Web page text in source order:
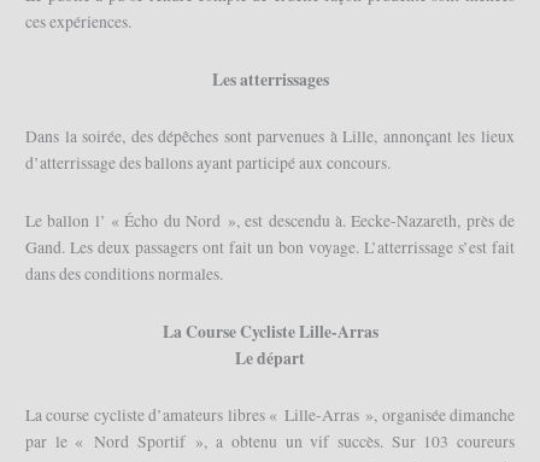
ces expériences.
Les atterrissages
Dans la soirée, des dépêches sont parvenues à Lille, annonçant les lieux
d’atterrissage des ballons ayant participé aux concours.
Le ballon l’ « Écho du Nord », est descendu à. Eecke-Nazareth, près de
Gand. Les deux passagers ont fait un bon voyage. L’atterrissage s’est fait
dans des conditions normales.
La Course Cycliste Lille-Arras
Le départ
La course cycliste d’amateurs libres « Lille-Arras », organisée dimanche
par le « Nord Sportif », a obtenu un vif succès. Sur 103 coureurs